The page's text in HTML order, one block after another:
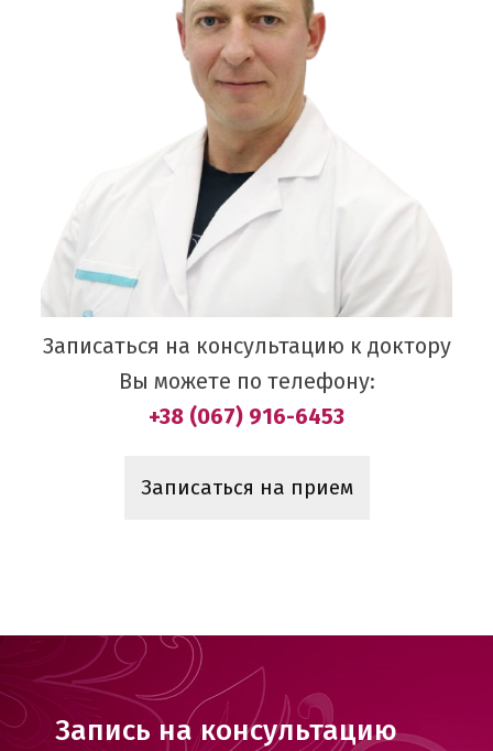
Записаться на консультацию к доктору
Вы можете по телефону:
+38 (067) 916-6453
Записаться на прием
Запись на консультацию